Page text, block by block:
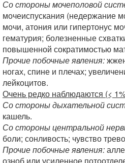
Со стороны мочеполовой
мочеиспускания (недержание
мочи, атония или гипертонус
гематурия; болезненные
повышенной сократимостью
Прочие побочные явления:
ногах, спине и плечах;
лейкоцитов.
Очень редко наблюдаются (<
Со стороны дыхательной
кашель.
Со стороны центральной
боли; сонливость; чувство
Прочие побочные явления: